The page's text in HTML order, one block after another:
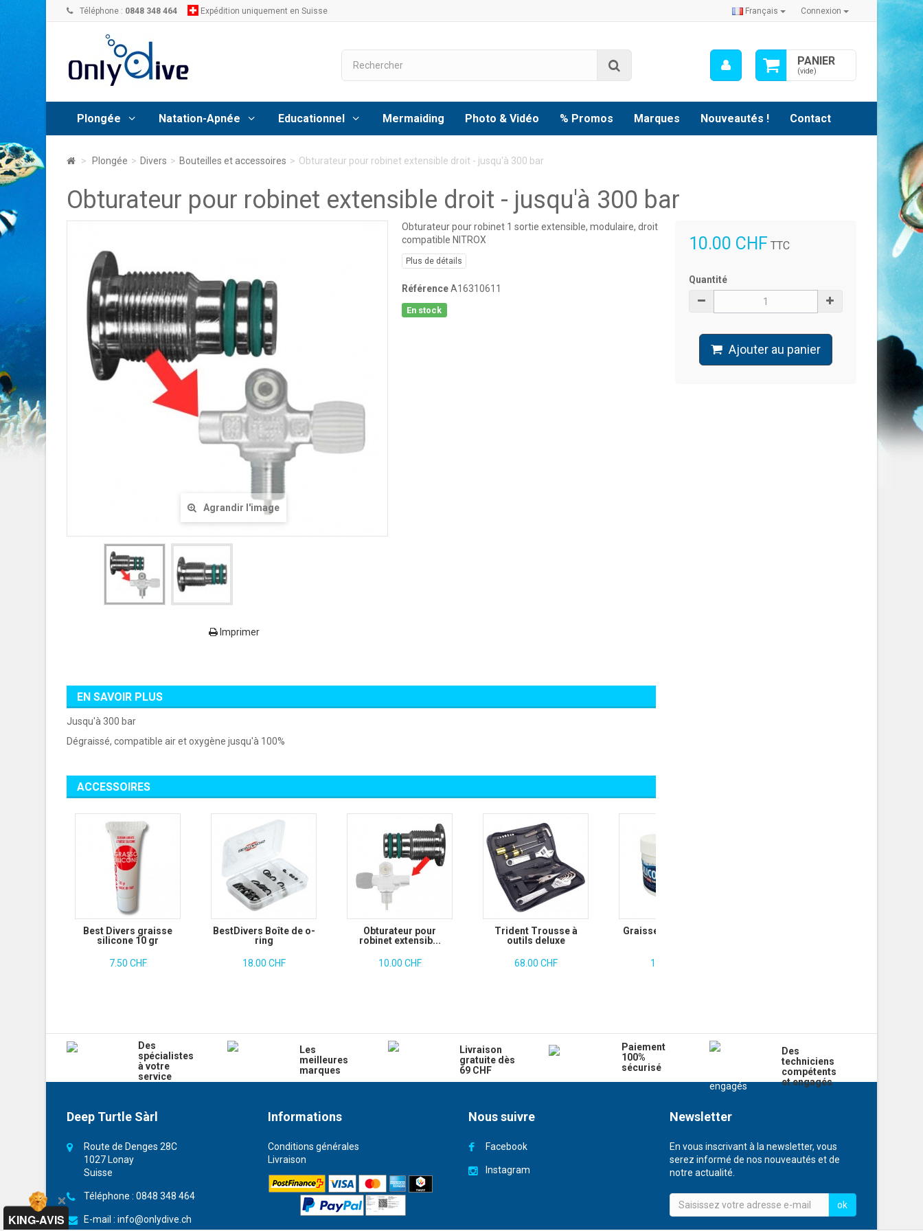
Connexion
Téléphone : 0848 348 464 Expédition uniquement en Suisse Français
PANIER
(vide)
Mon
compte
Plongée Natation-Apnée Educationnel Mermaiding Photo & Vidéo % Promos Marques Nouveautés ! Contact
> Plongée > Divers > Bouteilles et accessoires > Obturateur pour robinet extensible droit - jusqu'à 300 bar
Obturateur pour robinet extensible droit - jusqu'à 300 bar
Agrandir l'image
Imprimer
10.00 CHF TTC
Quantité
Ajouter au panier
Obturateur pour robinet 1 sortie extensible, modulaire, droit
compatible NITROX
Plus de détails
Référence A16310611
En stock
EN SAVOIR PLUS
Jusqu'à 300 bar
Dégraissé, compatible air et oxygène jusqu'à 100%
ACCESSOIRES
Best Divers graisse
silicone 10 gr
7.50 CHF
BestDivers Boîte de o-
ring
18.00 CHF
Obturateur pour
robinet extensib...
10.00 CHF
Trident Trousse à
outils deluxe
68.00 CHF
Graisse silicone 43gr
18.00 CHF
Des
spécialistes
à votre
service
Les
meilleures
marques
Livraison
gratuite dès
69 CHF
Paiement
100%
sécurisé
Des
techniciens
compétents
et engagés
Deep Turtle Sàrl
Route de Denges 28C
1027 Lonay
Suisse
Téléphone : 0848 348 464
E-mail : info@onlydive.ch
Informations
Conditions générales
Livraison
Nous suivre
Facebook
Instagram
Newsletter
En vous inscrivant à la newsletter, vous
serez informé de nos nouveautés et de
notre actualité.
ok
KING-AVIS